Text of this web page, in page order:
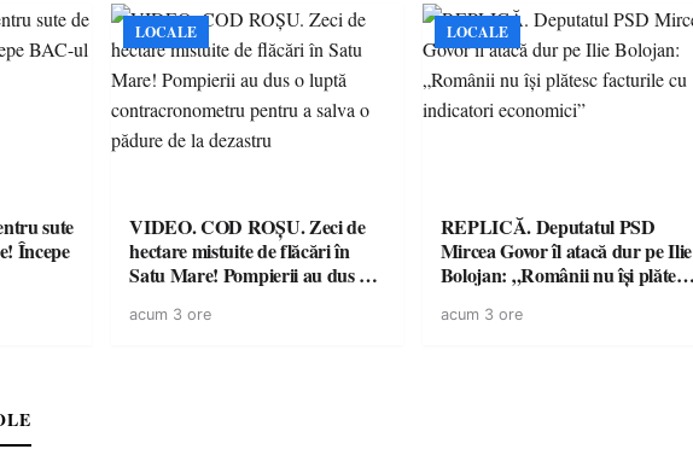
sute
Începe
LOCALE
VIDEO. COD ROȘU. Zeci de
hectare mistuite de flăcări în
Satu Mare! Pompierii au dus o
a salva o pădure de la dezastru
acum 3 ore
LOCALE
REPLICĂ. Deputatul PSD
Mircea Govor îl atacă dur pe Ilie
Bolojan: „Românii nu își plătesc
economici”
acum 3 ore